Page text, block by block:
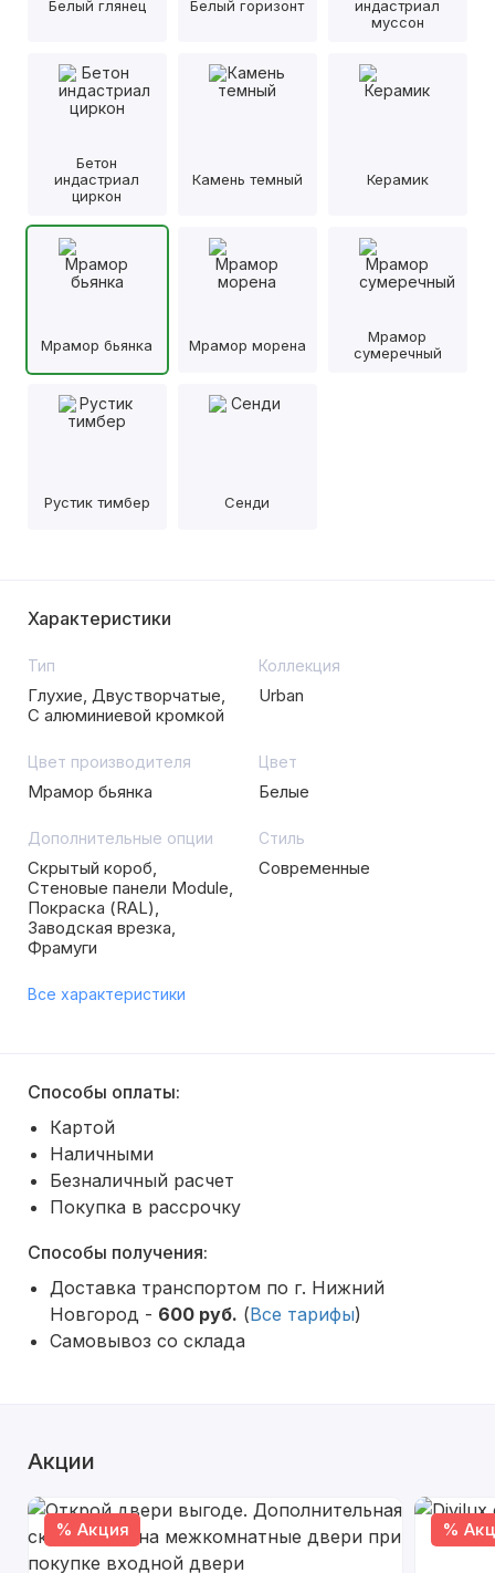
Белый глянец Белый горизонт
индастриал
муссон
Бетон
индастриал
циркон
Камень темный Керамик
Мрамор бьянка Мрамор морена
Мрамор
сумеречный
Рустик тимбер Сенди
Характеристики
Тип
Глухие, Двустворчатые,
С алюминиевой кромкой
Коллекция
Urban
Цвет производителя
Мрамор бьянка
Цвет
Белые
Дополнительные опции
Скрытый короб,
Стеновые панели Module,
Покраска (RAL),
Заводская врезка,
Фрамуги
Стиль
Современные
Все характеристики
Способы оплаты:
Картой
Наличными
Безналичный расчет
Покупка в рассрочку
Способы получения:
Доставка транспортом по г. Нижний
Новгород - 600 руб. (Все тарифы)
Самовывоз со склада
Акции
% Акция %